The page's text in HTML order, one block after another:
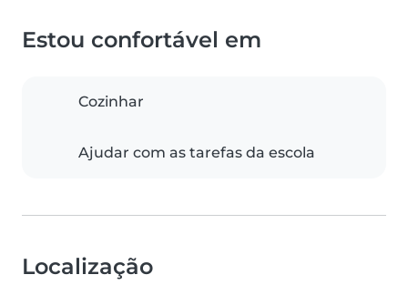
Estou confortável em
Cozinhar
Ajudar com as tarefas da escola
Localização